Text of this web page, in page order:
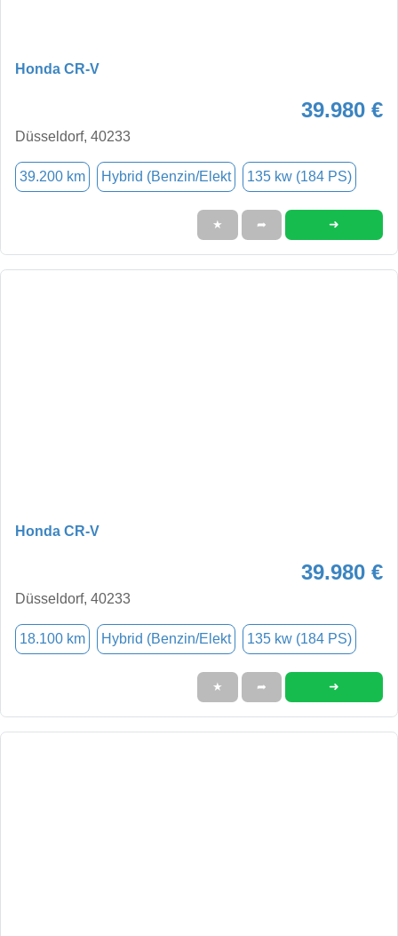
Honda CR-V
39.980 €
Düsseldorf, 40233
39.200 km Hybrid (Benzin/Elekt 135 kw (184 PS)
★ ➦ ➜
Honda CR-V
39.980 €
Düsseldorf, 40233
18.100 km Hybrid (Benzin/Elekt 135 kw (184 PS)
★ ➦ ➜